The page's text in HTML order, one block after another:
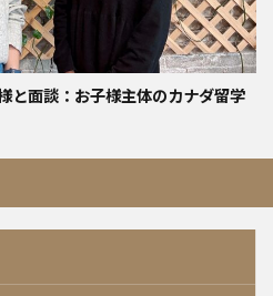
と面談：お子様主体のカナダ留学